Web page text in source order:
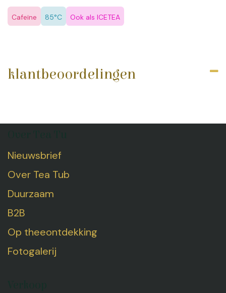
Cafeïne 85°C Ook als ICETEA
klantbeoordelingen
Nieuwsbrief
Over Tea Tub
Duurzaam
B2B
Op theeontdekking
Fotogalerij